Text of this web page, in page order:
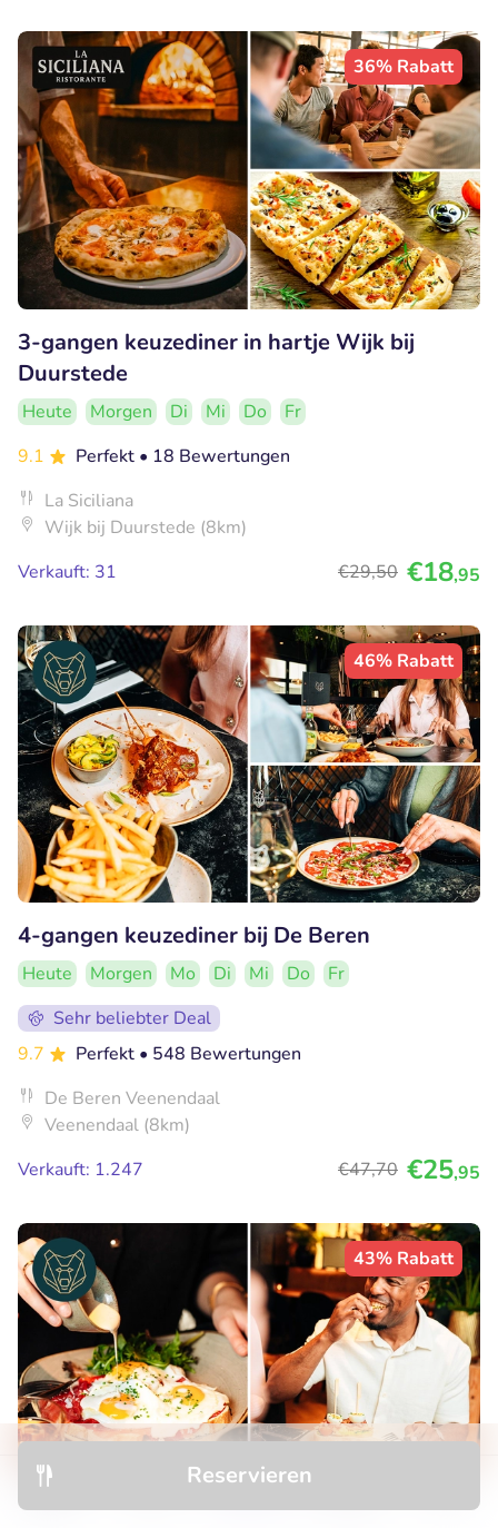
Reservieren
36% Rabatt
3-gangen keuzediner in hartje Wijk bij
Duurstede
Heute Morgen Di Mi Do
Fr
9.1
Perfekt • 18 Bewertungen
La Siciliana
Wijk bij Duurstede (8km)
Verkauft: 31
€29,50 €18,95
46% Rabatt
4-gangen keuzediner bij De Beren
Heute Morgen Mo Di Mi Do
Fr
Sehr beliebter Deal
9.7
Perfekt • 548 Bewertungen
De Beren Veenendaal
Veenendaal (8km)
Verkauft: 1.247
€47,70 €25,95
43% Rabatt